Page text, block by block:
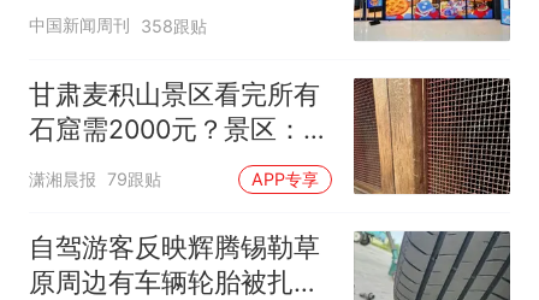
中国新闻周刊 358跟贴
甘肃麦积山景区看完所有
石窟需2000元？景区：部
分石窟受特别保护，游客
潇湘晨报 79跟贴 APP专享
自驾游客反映辉腾锡勒草
原周边有车辆轮胎被扎，